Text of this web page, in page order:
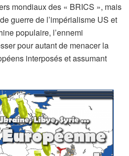
mondiaux des « BRICS », mais
guerre de l’impérialisme US et
populaire, l’ennemi
pour autant de menacer la
interposés et assumant